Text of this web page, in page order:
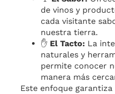
de vinos y
cada visitante
nuestra tierra.
✋ El Tacto: La
naturales y
permite conocer
manera más
Este enfoque